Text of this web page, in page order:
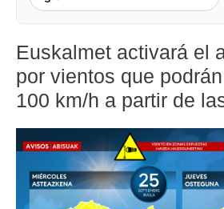
Euskalmet activará el
por vientos que
100 km/h a partir de